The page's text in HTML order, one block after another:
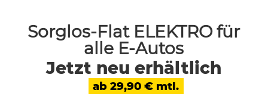
Sorglos-Flat ELEKTROfür
alle E-Autos
Jetzt neu erhältlich
ab 29,90 € mtl.